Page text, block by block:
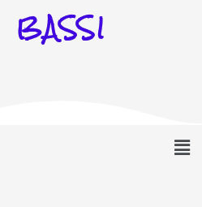
BASSI
Menu